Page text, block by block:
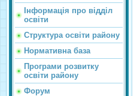
Інформація про відділ
освіти
Структура освіти району
Нормативна база
Програми розвитку
освіти району
Форум